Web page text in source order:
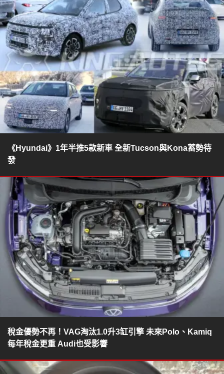
《Hyundai》1年半推5款新車 全新Tucson與Kona蓄勢待
發
稅金優勢不再！VAG淘汰1.0升3缸引擎 未來Polo、Kamiq
每年稅金更重 Audi也受影響